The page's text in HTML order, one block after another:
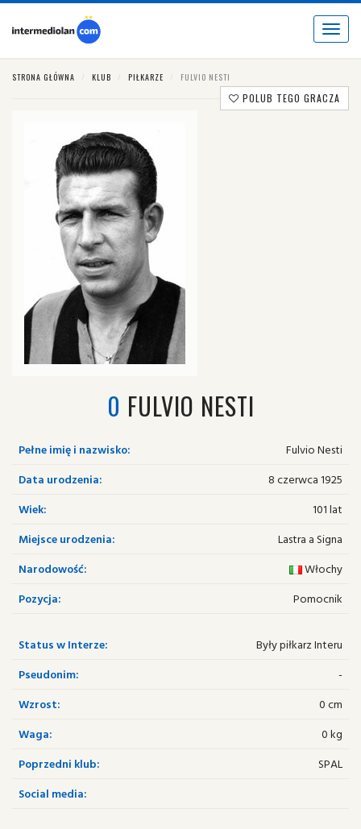
Toggle
STRONA GŁÓWNA KLUB PIŁKARZE FULVIO NESTI
POLUB TEGO GRACZA
0 FULVIO NESTI
Pełne imię i nazwisko:
Fulvio Nesti
Data urodzenia:
8 czerwca 1925
Wiek:
101 lat
Miejsce urodzenia:
Lastra a Signa
Narodowość:
Włochy
Pozycja:
Pomocnik
Status w Interze:
Były piłkarz Interu
Pseudonim:
-
Wzrost:
0 cm
Waga:
0 kg
Poprzedni klub:
SPAL
Social media: